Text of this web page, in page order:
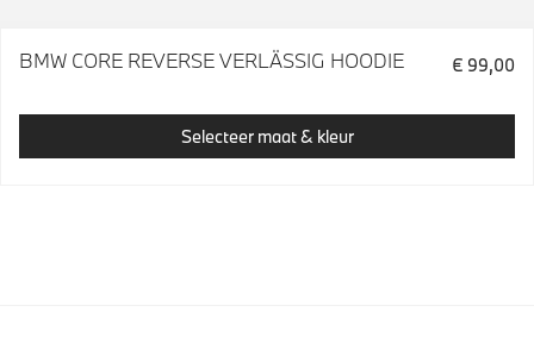
BMW CORE REVERSE VERLÄSSIG HOODIE € 99,00
Selecteer maat & kleur